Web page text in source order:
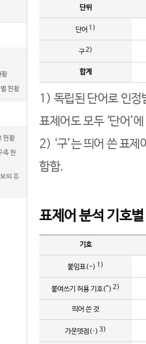
황
현황
현황
축 현
의 유
단위
단어 1)
구2)
합계
1) 독립된 단어로 인정
표제어도 모두 ‘단어’
2) ‘구’는 띄어 쓴 표
함함.
표제어 분석 기호
기호
붙임표(-) 1)
붙여쓰기 허용 기호(^) 2)
띄어 쓴 것
가운뎃점(·) 3)